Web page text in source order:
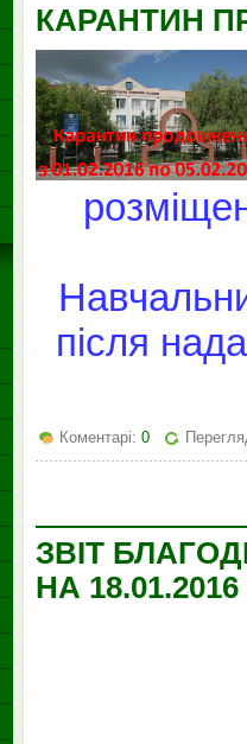
КАРАНТИН
після
Коментарі: 0
ЗВІТ
НА 18.01.2016